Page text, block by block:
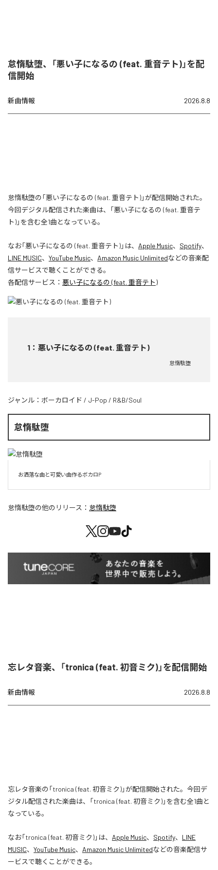
怠惰駄堕、「悪い子になるの (feat. 重音テト)」を配
信開始
新曲情報 2026.8.8
怠惰駄堕の「悪い子になるの (feat. 重音テト)」が配信開始された。
今回デジタル配信された楽曲は、「悪い子になるの (feat. 重音テ
ト)」を含む全1曲となっている。
なお「悪い子になるの (feat. 重音テト)」は、 Apple Music、 Spotify、
LINE MUSIC、 YouTube Music、 Amazon Music Unlimitedなどの音楽配
信サービスで聴くことができる。
各配信サービス： 悪い子になるの (feat. 重音テト)
1 ： 悪い子になるの (feat. 重音テト)
怠惰駄堕
ジャンル： ボーカロイド / J-Pop / R&B/Soul
怠惰駄堕
お洒落な曲と可愛い曲作るボカロP
怠惰駄堕の他のリリース： 怠惰駄堕
忘レタ音楽、「tronica (feat. 初音ミク)」を配信開始
新曲情報 2026.8.8
忘レタ音楽の「tronica (feat. 初音ミク)」が配信開始された。今回デ
ジタル配信された楽曲は、「tronica (feat. 初音ミク)」を含む全1曲と
なっている。
なお「tronica (feat. 初音ミク)」は、 Apple Music、 Spotify、 LINE
MUSIC、 YouTube Music、 Amazon Music Unlimitedなどの音楽配信サ
ービスで聴くことができる。